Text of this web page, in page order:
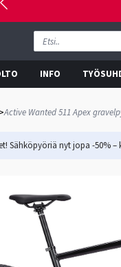
INFO
Active Wanted 511 Apex
Sähköpyöriä nyt jopa -50%